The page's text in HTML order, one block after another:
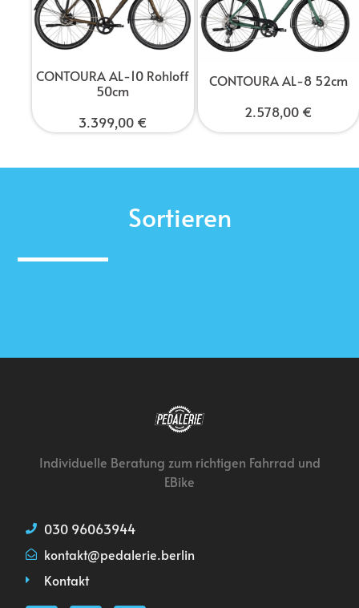
Sortieren
CONTOURA AL-10 Rohloff
50cm
3.399,00 €
CONTOURA AL-8 52cm
2.578,00 €
Individuelle Beratung zum richtigen Fahrrad und
EBike
030 96063944
kontakt@pedalerie.berlin
Kontakt